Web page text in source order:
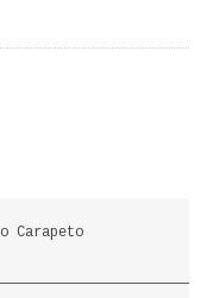
Carapeto